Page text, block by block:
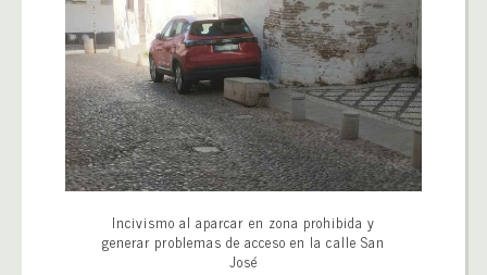
Incivismo al aparcar en zona prohibida y
generar problemas de acceso en la calle San
José